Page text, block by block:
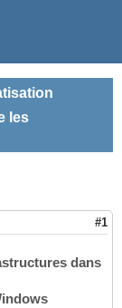
les
#1
dans